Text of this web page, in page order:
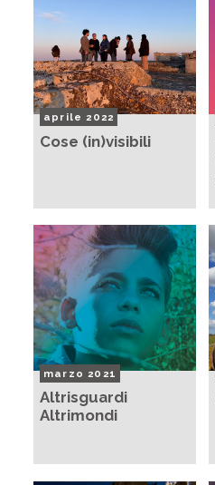
aprile 2022
Cose (in)visibili
marzo 2021
Altrisguardi
Altrimondi